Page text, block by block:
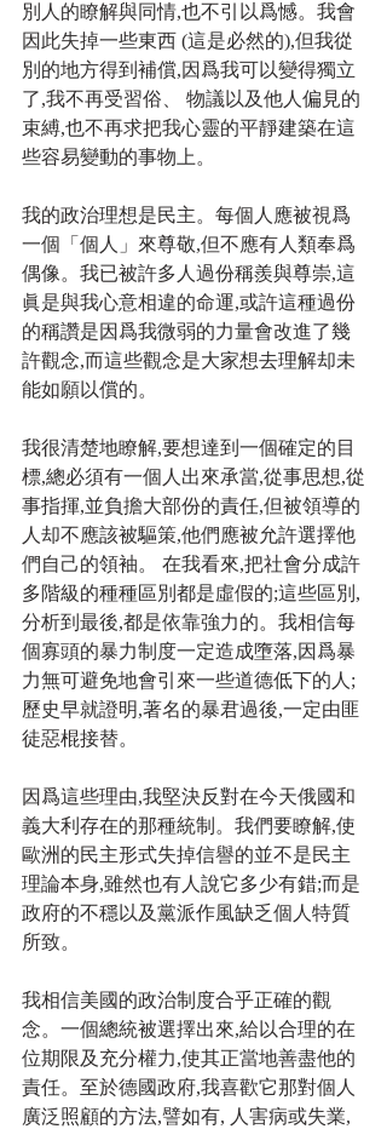
別人的瞭解與同情,也不引以爲憾。我會
因此失掉一些東西 (這是必然的),但我從
別的地方得到補償,因爲我可以變得獨立
了,我不再受習俗、 物議以及他人偏見的
束縛,也不再求把我心靈的平靜建築在這
些容易變動的事物上。
我的政治理想是民主。每個人應被視爲
一個「個人」來尊敬,但不應有人類奉爲
偶像。我已被許多人過份稱羨與尊崇,這
眞是與我心意相違的命運,或許這種過份
的稱讚是因爲我微弱的力量會改進了幾
許觀念,而這些觀念是大家想去理解却未
能如願以償的。
我很清楚地瞭解,要想達到一個確定的目
標,總必須有一個人出來承當,從事思想,從
事指揮,並負擔大部份的責任,但被領導的
人却不應該被驅策,他們應被允許選擇他
們自己的領袖。 在我看來,把社會分成許
多階級的種種區別都是虛假的;這些區別,
分析到最後,都是依靠強力的。我相信每
個寡頭的暴力制度一定造成墮落,因爲暴
力無可避免地會引來一些道德低下的人;
歷史早就證明,著名的暴君過後,一定由匪
徒惡棍接替。
因爲這些理由,我堅決反對在今天俄國和
義大利存在的那種統制。我們要瞭解,使
歐洲的民主形式失掉信譽的並不是民主
理論本身,雖然也有人說它多少有錯;而是
政府的不穩以及黨派作風缺乏個人特質
所致。
我相信美國的政治制度合乎正確的觀
念。一個總統被選擇出來,給以合理的在
位期限及充分權力,使其正當地善盡他的
責任。至於德國政府,我喜歡它那對個人
廣泛照顧的方法,譬如有, 人害病或失業,